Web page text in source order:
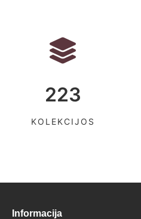
223
KOLEKCIJOS
Informacija